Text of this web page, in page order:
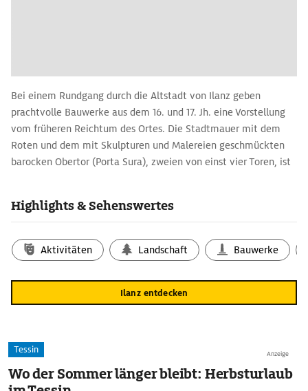
Bei einem Rundgang durch die Altstadt von Ilanz geben
prachtvolle Bauwerke aus dem 16. und 17. Jh. eine Vorstellung
vom früheren Reichtum des Ortes. Die Stadtmauer mit dem
Roten und dem mit Skulpturen und Malereien geschmückten
barocken Obertor (Porta Sura), zweien von einst vier Toren, ist
Totentanz-Malereien zu sehen, darunter ein nackter Tod beim
Regiunal Surselva.
Highlights & Sehenswertes
Aktivitäten Landschaft Bauwerke
Ilanz entdecken
Anzeige
Tessin
Wo der Sommer länger bleibt: Herbsturlaub